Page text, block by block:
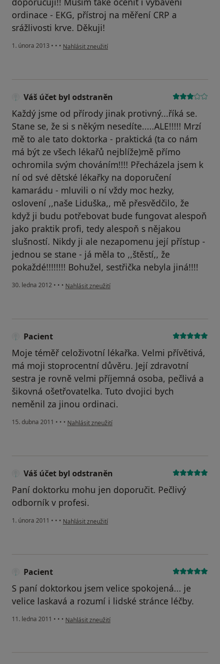
ordinace - EKG, přístroj na měření CRP a
srážlivosti krve. Děkuji!
1. února 2013 • • • podle názoru uživatele Váš účet byl odstraněn
Nahlásit zneužití
Váš účet byl odstraněn
Každý jsme od přírody jinak protivný...říká se.
Stane se, že si s někým nesedíte.....ALE!!!!! Mrzí
mě to ale tato doktorka - praktická (ta co nám
má být ze všech lékařů nejblíže)mě přímo
ochromila svým chováním!!!! Přecházela jsem k
ní od své dětské lékařky na doporučení
kamarádu - mluvili o ní vždy moc hezky,
oslovení ,,naše Liduška,, mě přesvědčilo, že
když ji budu potřebovat bude fungovat alespoň
jako praktik profi, tedy alespoň s nějakou
slušností. Nikdy ji ale nezapomenu její přístup -
jednou se stane - já měla to ,,štěstí,, že
pokaždé!!!!!!!! Bohužel, sestřička nebyla jiná!!!!
30. ledna 2012 • • • podle názoru uživatele Váš účet byl odstraněn
Nahlásit zneužití
Pacient
Moje téměř celoživotní lékařka. Velmi přívětivá,
má moji stoprocentní důvěru. Její zdravotní
sestra je rovně velmi příjemná osoba, pečlivá a
šikovná ošetřovatelka. Tuto dvojici bych
neměnil za jinou ordinaci.
15. dubna 2011 • • • podle názoru uživatele Pacient
Nahlásit zneužití
Váš účet byl odstraněn
Paní doktorku mohu jen doporučit. Pečlivý
odborník v profesi.
1. února 2011 • • • podle názoru uživatele Váš účet byl odstraněn
Nahlásit zneužití
Pacient
S paní doktorkou jsem velice spokojená... je
velice laskavá a rozumí i lidské stránce léčby.
11. ledna 2011 • • • podle názoru uživatele Pacient
Nahlásit zneužití